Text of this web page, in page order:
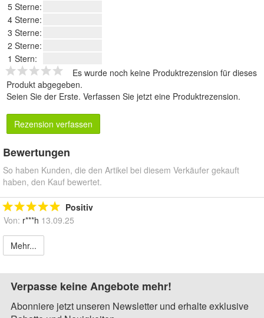
5 Sterne:
4 Sterne:
3 Sterne:
2 Sterne:
1 Stern:
Es wurde noch keine Produktrezension für dieses
Produkt abgegeben.
Seien Sie der Erste. Verfassen Sie jetzt eine Produktrezension.
Rezension verfassen
Bewertungen
So haben Kunden, die den Artikel bei diesem Verkäufer gekauft
haben, den Kauf bewertet.
Positiv
Von: r***h 13.09.25
Mehr...
Verpasse keine Angebote mehr!
Abonniere jetzt unseren Newsletter und erhalte exklusive